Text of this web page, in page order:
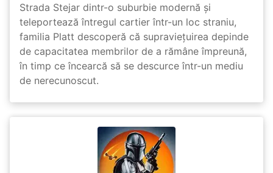
Strada Stejar dintr-o suburbie modernă și
teleportează întregul cartier într-un loc straniu,
familia Platt descoperă că supraviețuirea depinde
de capacitatea membrilor de a rămâne împreună,
în timp ce încearcă să se descurce într-un mediu
de nerecunoscut.